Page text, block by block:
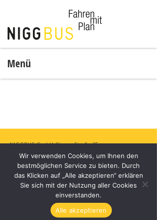
Menü
NIGGBUS GmbHChurer Straße 35,
6830 Rankweil, Österreich
+43 5522 44281
office@niggbus.at
Wir verwenden Cookies, um Ihnen den
bestmöglichen Service zu bieten. Durch
das Klicken auf „Alle akzeptieren“ erklären
Sie sich mit der Nutzung aller Cookies
einverstanden.
Alle akzeptieren